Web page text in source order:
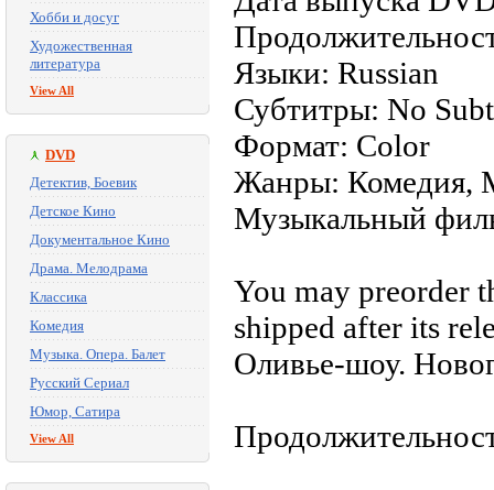
Хобби и досуг
Художественная
литература
View All
DVD
Детектив, Боевик
Детское Кино
Документальное Кино
Драма. Мелодрама
Классика
Комедия
Музыка. Опера. Балет
Русский Сериал
Юмор, Сатира
View All
Языки: Russian
Субтитры: No
Формат: Color
Жанры: Комедия,
Музыкальный
You may preorder
shipped after its
Оливье-шоу.